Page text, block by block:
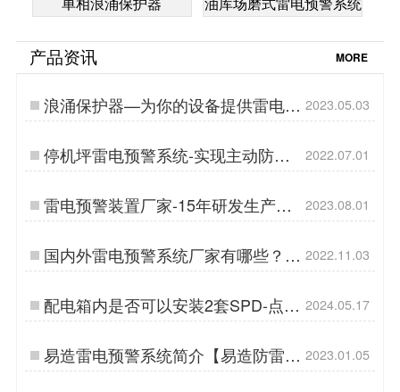
产品资讯 MORE
浪涌保护器—为你的设备提供雷电防
护-易造防雷…
2023.05.03
停机坪雷电预警系统-实现主动防雷
【杭州易造】…
2022.07.01
雷电预警装置厂家-15年研发生产经
验,国标参编单位！-易造防雷…
2023.08.01
国内外雷电预警系统厂家有哪些？教
您选择雷电预警的3个方法【易造防
雷】…
2022.11.03
配电箱内是否可以安装2套SPD-点击
查看-易造防雷…
2024.05.17
易造雷电预警系统简介【易造防雷】
…
2023.01.05